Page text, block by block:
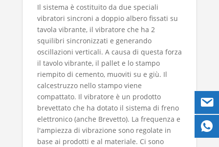
Il sistema è costituito da due speciali
vibratori sincroni a doppio albero fissati su
tavola vibrante, il vibratore che ha 2
squilibri sincronizzati e generando
oscillazioni verticali. A causa di questa forza
il tavolo vibrante, il pallet e lo stampo
riempito di cemento, muoviti su e giù. Il
calcestruzzo nello stampo viene
compattato. Il vibratore è un prodotto
brevettato che ha dotato il sistema di freno
elettronico (anche Brevetto). La frequenza e
l'ampiezza di vibrazione sono regolate in
base ai prodotti e al materiale. Ci sono